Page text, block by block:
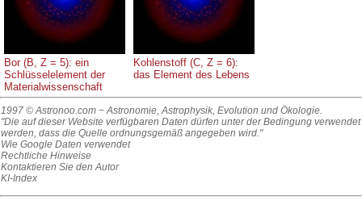
Bor (B, Z = 5): ein
Schlüsselelement der
Materialwissenschaft
Kohlenstoff (C, Z = 6):
das Element des Lebens
1997 © Astronoo.com − Astronomie, Astrophysik, Evolution und Ökologie.
"Die auf dieser Website verfügbaren Daten dürfen unter der Bedingung verwendet
werden, dass die Quelle ordnungsgemäß angegeben wird."
Wie Google Daten verwendet
Rechtliche Hinweise
Kontaktieren Sie den Autor
KI-Index